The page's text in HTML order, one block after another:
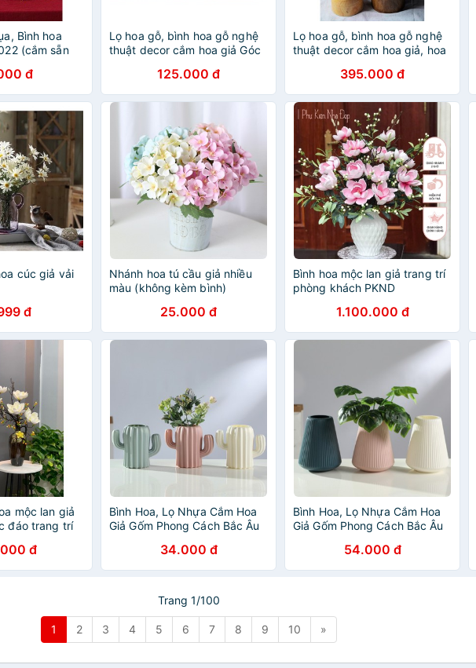
Bình hoa
(cắm sẵn
đ
Lọ hoa gỗ, bình hoa gỗ nghệ
thuật decor cắm hoa giả Góc
125.000 đ
Lọ hoa gỗ, bình hoa gỗ nghệ
thuật decor cắm hoa giả, hoa
395.000 đ
cúc giả vải
đ
Nhánh hoa tú cầu giả nhiều
màu (không kèm bình)
25.000 đ
Bình hoa mộc lan giả trang trí
phòng khách PKND
1.100.000 đ
mộc lan giả
đáo trang trí
đ
Bình Hoa, Lọ Nhựa Cắm Hoa
Giả Gốm Phong Cách Bắc Âu
34.000 đ
Bình Hoa, Lọ Nhựa Cắm Hoa
Giả Gốm Phong Cách Bắc Âu
54.000 đ
Trang 1/100
1 2 3 4 5 6 7 8 9 10 »